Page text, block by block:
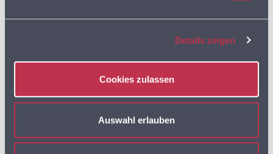
Details zeigen
Cookies zulassen
Auswahl erlauben
MULTIROUTE GO!
ANWENDERTREFFEN
MULTIROUTE GO! NEWS